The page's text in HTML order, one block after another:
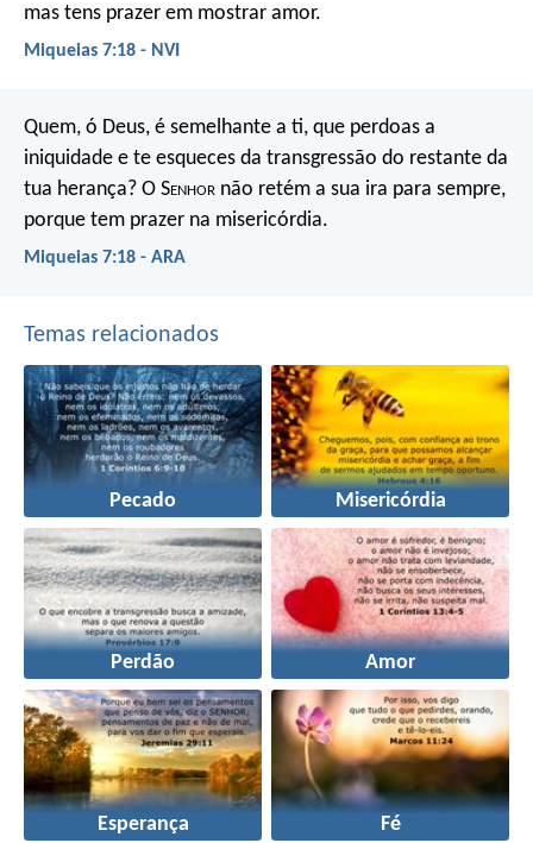
mas tens prazer em mostrar amor.
Miqueias 7:18 - NVI
Quem, ó Deus, é semelhante a ti, que perdoas a
iniquidade e te esqueces da transgressão do restante da
tua herança? O Senhor não retém a sua ira para sempre,
porque tem prazer na misericórdia.
Miqueias 7:18 - ARA
Temas relacionados
Pecado Misericórdia
Perdão Amor
Esperança Fé